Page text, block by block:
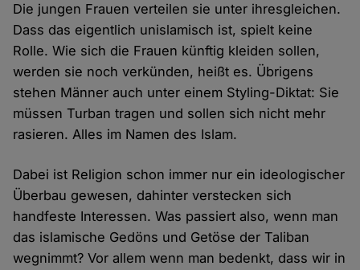
Die jungen Frauen verteilen sie unter ihresgleichen.
Dass das eigentlich unislamisch ist, spielt keine
Rolle. Wie sich die Frauen künftig kleiden sollen,
werden sie noch verkünden, heißt es. Übrigens
stehen Männer auch unter einem Styling-Diktat: Sie
müssen Turban tragen und sollen sich nicht mehr
rasieren. Alles im Namen des Islam.
Dabei ist Religion schon immer nur ein ideologischer
Überbau gewesen, dahinter verstecken sich
handfeste Interessen. Was passiert also, wenn man
das islamische Gedöns und Getöse der Taliban
wegnimmt? Vor allem wenn man bedenkt, dass wir in